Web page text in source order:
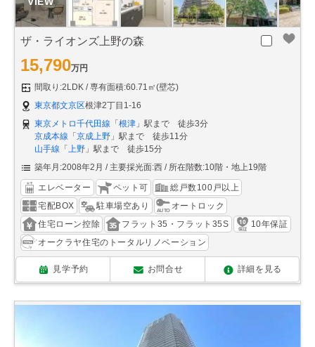
ザ・ライオンズ上野の森
15,790万円
間取り:2LDK
専有面積:60.71㎡(壁芯)
東京都文京区根津2丁目1-16
東京メトロ千代田線 「 根津 」駅まで 徒歩3分
京成本線 「 京成上野 」駅まで 徒歩11分
山手線 「 上野 」駅まで 徒歩15分
築年月:2008年2月
主要採光面:西 所在階数:10階・地上19階
エレベーター ペット可
総戸数100戸以上
宅配BOX
駐車場空あり
オートロック
住宅ローン控除
フラット35・フラット35S
10年保証
オークラヤ住宅のトータルリノベーション
見学予約 お問合せ 詳細を見る